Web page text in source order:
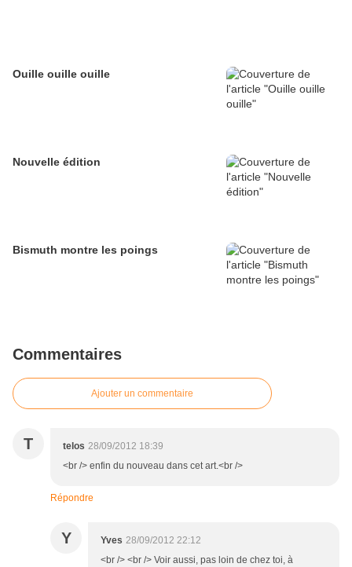
Ouille ouille ouille
Nouvelle édition
Bismuth montre les poings
Commentaires
Ajouter un commentaire
T telos 28/09/2012 18:39
<br /> enfin du nouveau dans cet art.<br />
Répondre
Y Yves 28/09/2012 22:12
<br /> <br /> Voir aussi, pas loin de chez toi, à